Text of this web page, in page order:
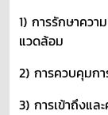
1) การรักษาคว
แวดล้อม
2) การควบคุมก
3) การเข้าถึงแล